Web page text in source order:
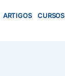
ARTIGOS CURSOS